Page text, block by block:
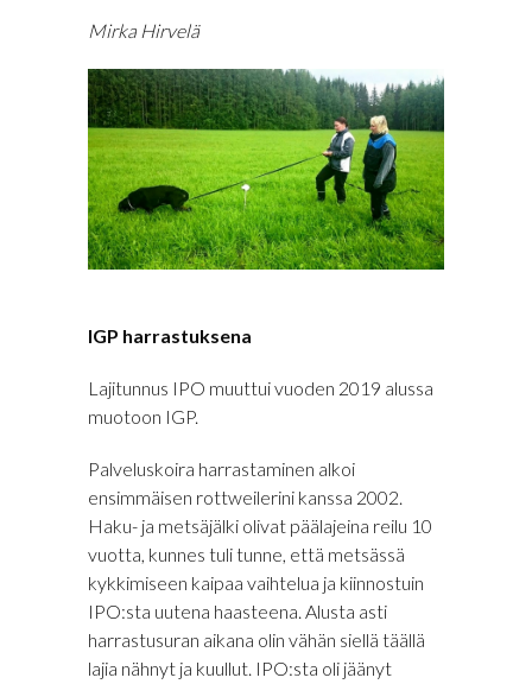
Mirka Hirvelä
IGP harrastuksena
Lajitunnus IPO muuttui vuoden 2019 alussa
muotoon IGP.
Palveluskoira harrastaminen alkoi
ensimmäisen rottweilerini kanssa 2002.
Haku- ja metsäjälki olivat päälajeina reilu 10
vuotta, kunnes tuli tunne, että metsässä
kykkimiseen kaipaa vaihtelua ja kiinnostuin
IPO:sta uutena haasteena. Alusta asti
harrastusuran aikana olin vähän siellä täällä
lajia nähnyt ja kuullut. IPO:sta oli jäänyt